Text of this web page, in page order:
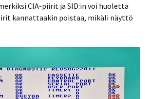
CIA-piirit ja SID:in voi huoletta
kannattaakin poistaa, mikäli näyttö